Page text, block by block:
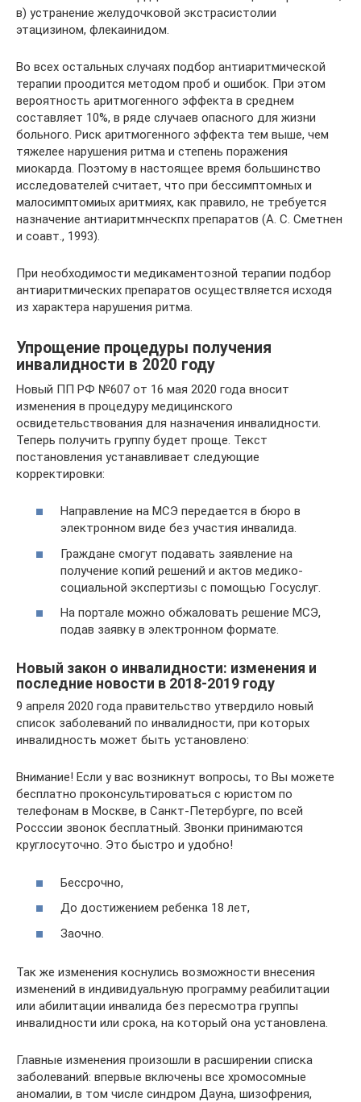
в) устранение желудочковой экстрасистолии
этацизином, флекаинидом.
Во всех остальных случаях подбор антиаритмической
терапии проодится методом проб и ошибок. При этом
вероятность аритмогенного эффекта в среднем
составляет 10%, в ряде случаев опасного для жизни
больного. Риск аритмогенного эффекта тем выше, чем
тяжелее нарушения ритма и степень поражения
миокарда. Поэтому в настоящее время большинство
исследователей считает, что при бессимптомных и
малосимптомиых аритмиях, как правило, не требуется
назначение антиаритмнческпх препаратов (А. С. Сметнен
и соавт., 1993).
При необходимости медикаментозной терапии подбор
антиаритмических препаратов осуществляется исходя
из характера нарушения ритма.
Упрощение процедуры получения
инвалидности в 2020 году
Новый ПП РФ №607 от 16 мая 2020 года вносит
изменения в процедуру медицинского
освидетельствования для назначения инвалидности.
Теперь получить группу будет проще. Текст
постановления устанавливает следующие
корректировки:
Направление на МСЭ передается в бюро в
электронном виде без участия инвалида.
Граждане смогут подавать заявление на
получение копий решений и актов медико-
социальной экспертизы с помощью Госуслуг.
На портале можно обжаловать решение МСЭ,
подав заявку в электронном формате.
Новый закон о инвалидности: изменения и
последние новости в 2018-2019 году
9 апреля 2020 года правительство утвердило новый
список заболеваний по инвалидности, при которых
инвалидность может быть установлено:
Внимание! Если у вас возникнут вопросы, то Вы можете
бесплатно проконсультироваться с юристом по
телефонам в Москве, в Санкт-Петербурге, по всей
Росссии звонок бесплатный. Звонки принимаются
круглосуточно. Это быстро и удобно!
Бессрочно,
До достижением ребенка 18 лет,
Заочно.
Так же изменения коснулись возможности внесения
изменений в индивидуальную программу реабилитации
или абилитации инвалида без пересмотра группы
инвалидности или срока, на который она установлена.
Главные изменения произошли в расширении списка
заболеваний: впервые включены все хромосомные
аномалии, в том числе синдром Дауна, шизофрения,